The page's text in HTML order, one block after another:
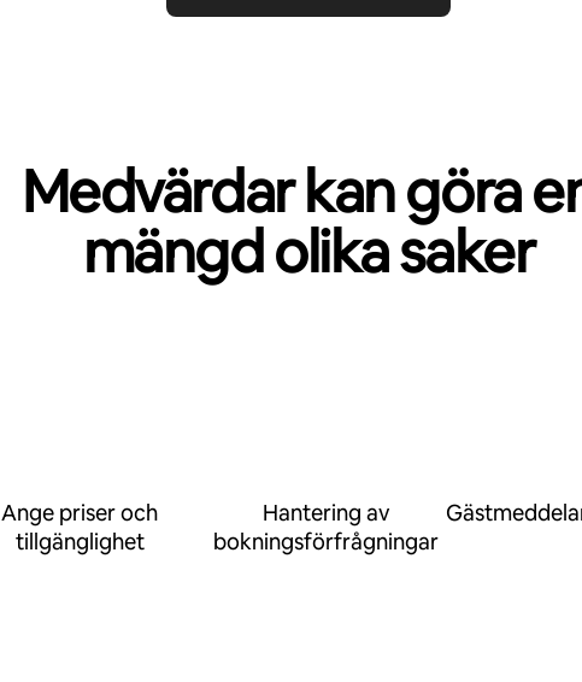
Medvärdar kan göra
mängd olika saker
Ange priser och
tillgänglighet
Hantering av
bokningsförfrågningar